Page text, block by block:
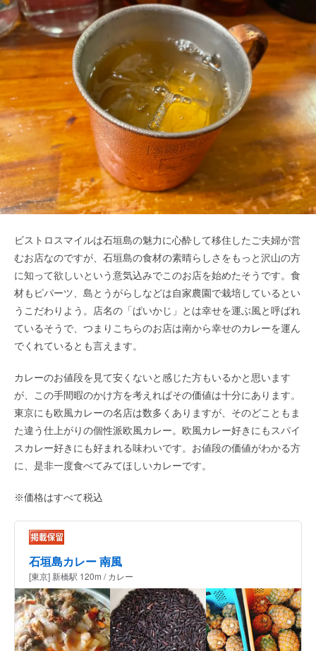
ビストロスマイルは石垣島の魅力に心酔して移住したご夫婦が営
むお店なのですが、石垣島の食材の素晴らしさをもっと沢山の方
に知って欲しいという意気込みでこのお店を始めたそうです。食
材もピパーツ、島とうがらしなどは自家農園で栽培しているとい
うこだわりよう。店名の「ぱいかじ」とは幸せを運ぶ風と呼ばれ
ているそうで、つまりこちらのお店は南から幸せのカレーを運ん
でくれているとも言えます。
カレーのお値段を見て安くないと感じた方もいるかと思います
が、この手間暇のかけ方を考えればその価値は十分にあります。
東京にも欧風カレーの名店は数多くありますが、そのどこともま
た違う仕上がりの個性派欧風カレー。欧風カレー好きにもスパイ
スカレー好きにも好まれる味わいです。お値段の価値がわかる方
に、是非一度食べてみてほしいカレーです。
※価格はすべて税込
石垣島カレー 南風
[東京] 新橋駅 120m / カレー